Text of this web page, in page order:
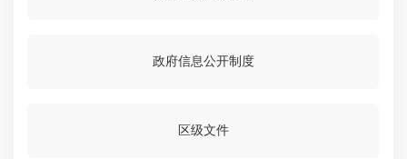
政府信息公开制度
区级文件